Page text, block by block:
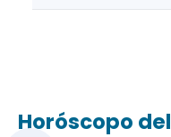
Horóscopo